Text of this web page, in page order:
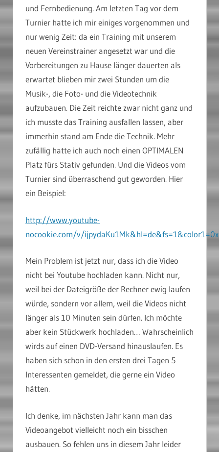
und Fernbedienung. Am letzten Tag vor dem
Turnier hatte ich mir einiges vorgenommen und
nur wenig Zeit: da ein Training mit unserem
neuen Vereinstrainer angesetzt war und die
Vorbereitungen zu Hause länger dauerten als
erwartet blieben mir zwei Stunden um die
Musik-, die Foto- und die Videotechnik
aufzubauen. Die Zeit reichte zwar nicht ganz und
ich musste das Training ausfallen lassen, aber
immerhin stand am Ende die Technik. Mehr
zufällig hatte ich auch noch einen OPTIMALEN
Platz fürs Stativ gefunden. Und die Videos vom
Turnier sind überraschend gut geworden. Hier
ein Beispiel:
http://www.youtube-
nocookie.com/v/
Mein Problem ist jetzt nur, dass ich die Video
nicht bei Youtube hochladen kann. Nicht nur,
weil bei der Dateigröße der Rechner ewig laufen
würde, sondern vor allem, weil die Videos nicht
länger als 10 Minuten sein dürfen. Ich möchte
aber kein Stückwerk hochladen… Wahrscheinlich
wirds auf einen DVD-Versand hinauslaufen. Es
haben sich schon in den ersten drei Tagen 5
Interessenten gemeldet, die gerne ein Video
hätten.
Ich denke, im nächsten Jahr kann man das
Videoangebot vielleicht noch ein bisschen
ausbauen. So fehlen uns in diesem Jahr leider